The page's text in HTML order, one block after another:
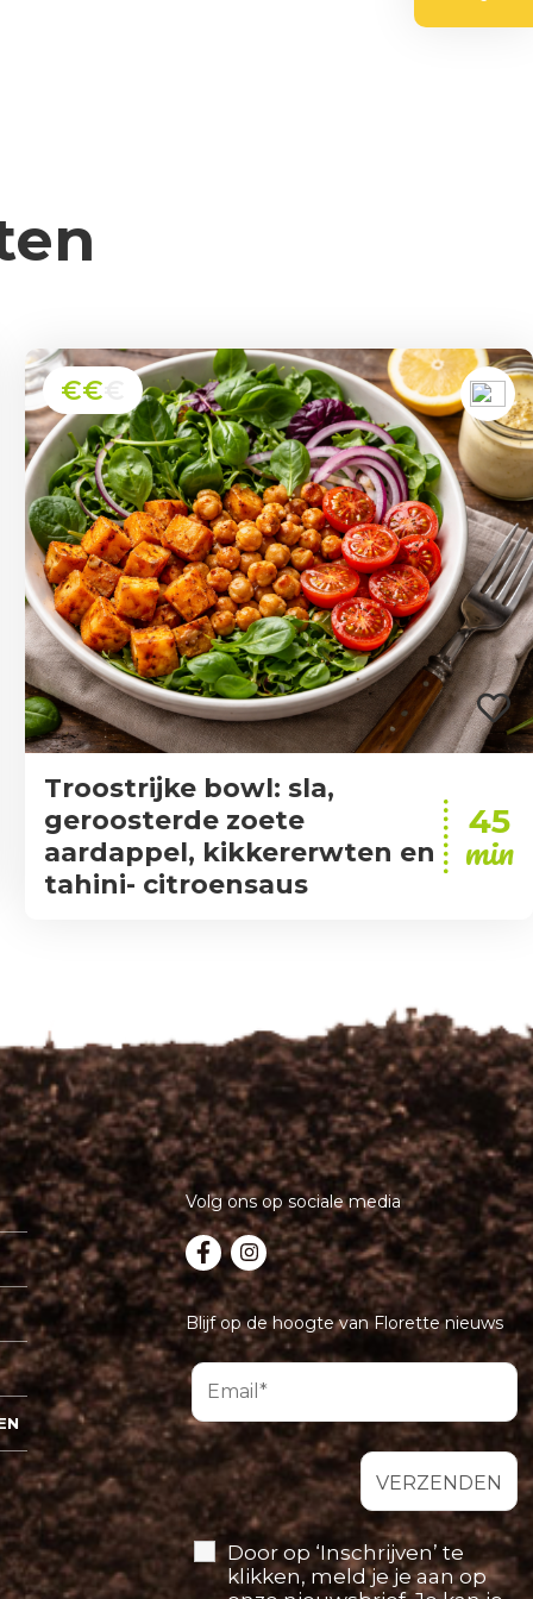
€€
Troostrijke bowl: sla,
geroosterde zoete
aardappel, kikkererwten en
tahini- citroensaus
45
min
Volg ons op sociale media
Blijf op de hoogte van Florette nieuws
Door op ‘Inschrijven’ te
klikken, meld je je aan op